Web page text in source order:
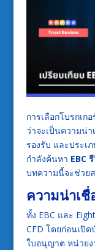
การเลือกโบรกเก
ว่าจะเป็นความน่
รองรับ และประเ
กำลังค้นหา EBC
บทความนี้จะช่วย
ความน่าเ
ทั้ง EBC และ
CFD โดยก่อนเปิ
ใบอนุญาต หน่วยง